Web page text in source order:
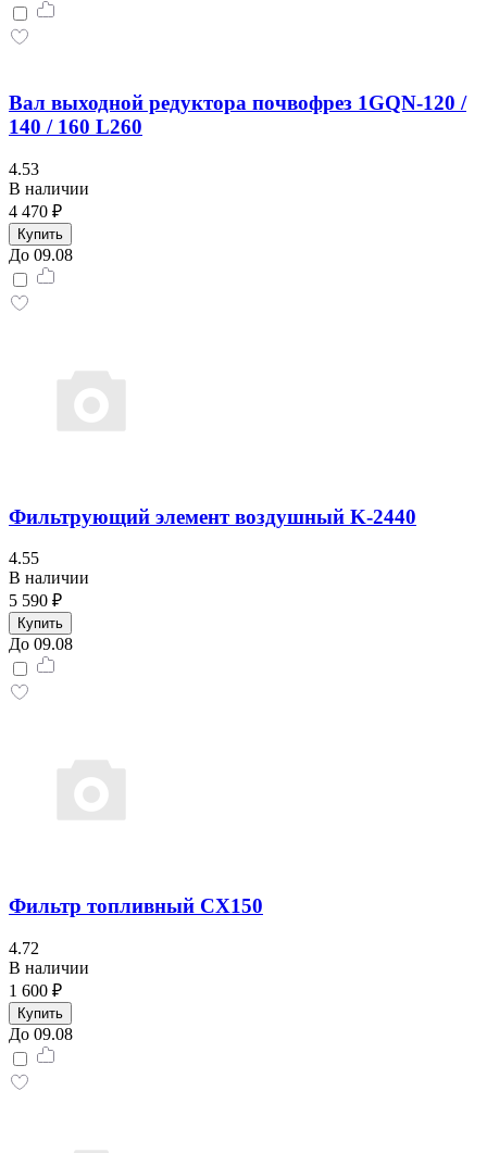
Вал выходной редуктора почвофрез 1GQN-120 /
140 / 160 L260
4.53
В наличии
4 470 ₽
Купить
До 09.08
Фильтрующий элемент воздушный K-2440
4.55
В наличии
5 590 ₽
Купить
До 09.08
Фильтр топливный CX150
4.72
В наличии
1 600 ₽
Купить
До 09.08